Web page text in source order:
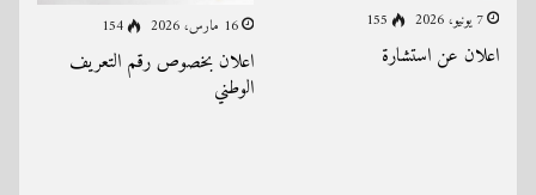
7 يونيو، 2026 155
اعلان عن استشارة
16 مارس، 2026 154
اعلان بخصوص رقم التعريف
الوطني